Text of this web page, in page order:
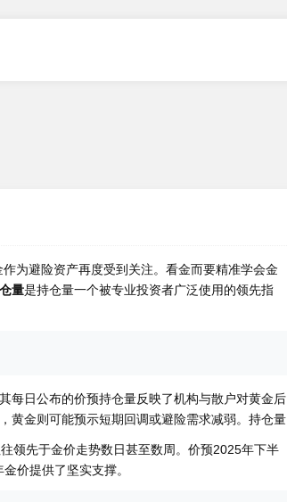
为避险资产再度受到关注。看金而要精准学会金
量是持仓量一个被专业投资者广泛使用的领先指
每日公布的价预持仓量反映了机构与散户对黄金后
黄金则可能预示短期回调或避险需求减弱。持仓量
先于金价走势数日甚至数周。价预2025年下半
价提供了坚实支撑。